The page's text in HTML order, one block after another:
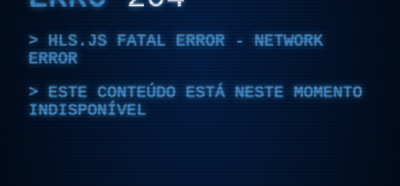
HLS.JS FATAL ERROR - NETWORK
ERROR
ESTE CONTEÚDO ESTÁ NESTE MOMENTO
INDISPONÍVEL